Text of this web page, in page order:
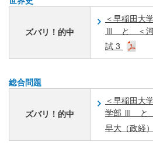
ズバリ！的中
＜早稲田大
Ⅲ と ＜河
試 3
総合問題
ズバリ！的中
＜早稲田大
学部 Ⅲ と
早大（政経